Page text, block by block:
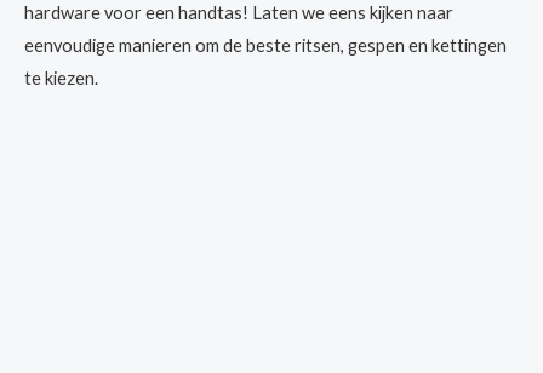
hardware voor een handtas! Laten we eens kijken naar
eenvoudige manieren om de beste ritsen, gespen en kettingen
te kiezen.